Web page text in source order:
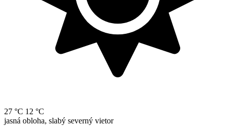
27 °C 12 °C
jasná obloha, slabý severný vietor